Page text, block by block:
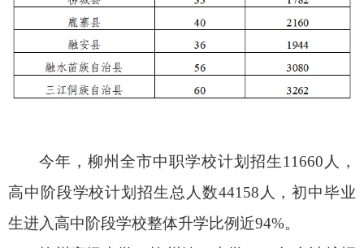
今年，柳州全市中职学校计划招生11660人，
高中阶段学校计划招生总人数44158人，初中毕业
生进入高中阶段学校整体升学比例近94%。